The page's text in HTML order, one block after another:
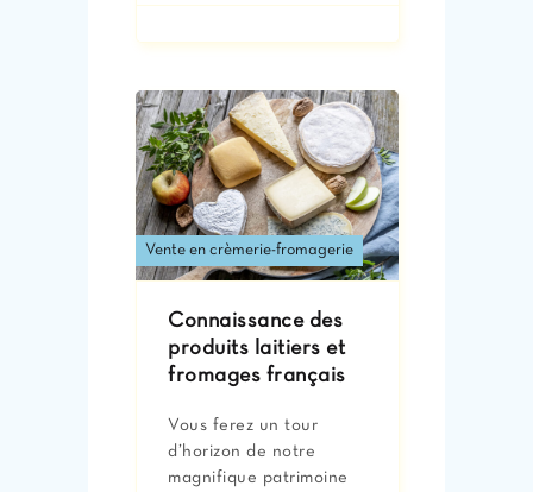
Connaissance des
produits laitiers et
fromages français
Vous ferez un tour
d’horizon de notre
magnifique patrimoine
Vente en crèmerie-fromagerie